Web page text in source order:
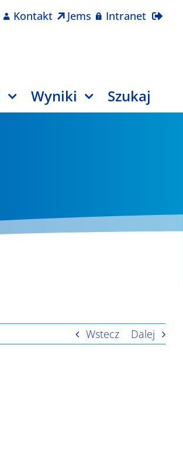
Kontakt Jems Intranet
Wyniki Szukaj
Wstecz Dalej